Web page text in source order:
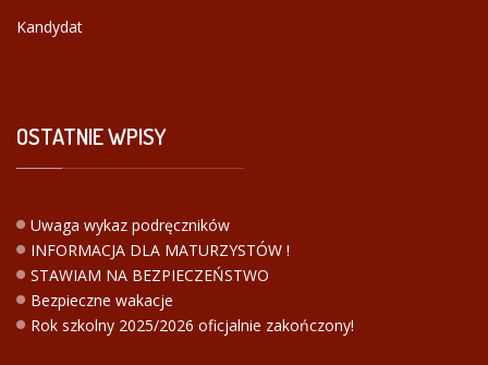
Kandydat
OSTATNIEWPISY
Uwaga wykaz podręczników
INFORMACJA DLA MATURZYSTÓW !
STAWIAM NA BEZPIECZEŃSTWO
Bezpieczne wakacje
Rok szkolny 2025/2026 oficjalnie zakończony!